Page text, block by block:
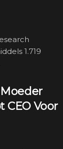
1.719
CEO Voor